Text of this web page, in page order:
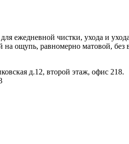
ежедневной чистки, ухода и
на ощупь, равномерно матовой,
д.12, второй этаж, офис 218.